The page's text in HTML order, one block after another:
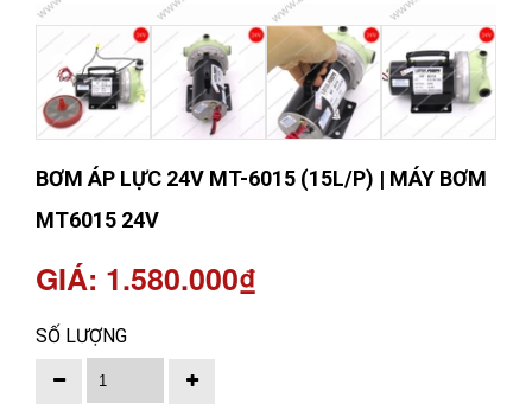
BƠM ÁP LỰC 24V MT-6015 (15L/P) | MÁY BƠM
MT6015 24V
GIÁ: 1.580.000₫
SỐ LƯỢNG